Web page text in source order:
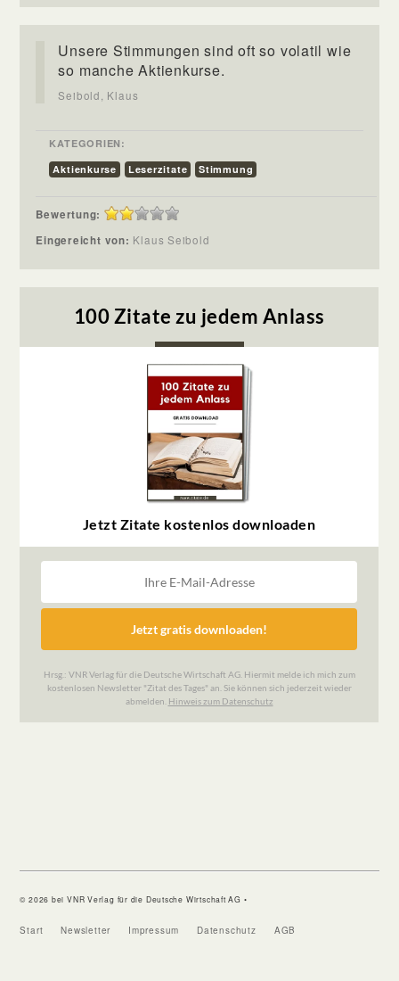
Unsere Stimmungen sind oft so volatil wie
so manche Aktienkurse.
Seibold, Klaus
KATEGORIEN:
Aktienkurse
Leserzitate Stimmung
Bewertung:
Eingereicht von: Klaus Seibold
© 2026 bei VNR Verlag für die Deutsche Wirtschaft AG •
Start Newsletter Impressum Datenschutz AGB